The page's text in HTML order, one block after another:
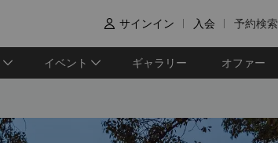
 サインイン 入会 予約検索
イベント ギャラリー オファー